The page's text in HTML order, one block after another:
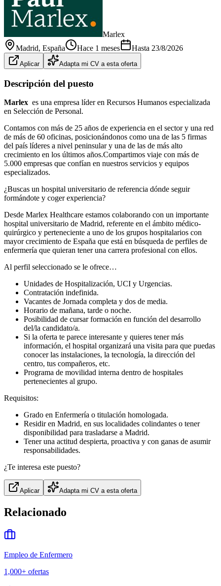
Marlex
Madrid, España Hace 1 meses Hasta 23/8/2026
Aplicar Adapta mi CV a esta oferta
Descripción del puesto
Marlex es una empresa líder en Recursos Humanos especializada
en Selección de Personal.
Contamos con más de 25 años de experiencia en el sector y una red
de más de 60 oficinas, posicionándonos como una de las 5 firmas
del país líderes a nivel peninsular y una de las de más alto
crecimiento en los últimos años.Compartimos viaje con más de
5.000 empresas que confían en nuestros servicios y equipos
especializados.
¿Buscas un hospital universitario de referencia dónde seguir
formándote y coger experiencia?
Desde Marlex Healthcare estamos colaborando con un importante
hospital universitario de Madrid, referente en el ámbito médico-
quirúrgico y perteneciente a uno de los grupos hospitalarios con
mayor crecimiento de España que está en búsqueda de perfiles de
enfermería que quieran tener una carrera profesional con ellos.
Al perfil seleccionado se le ofrece…
Unidades de Hospitalización, UCI y Urgencias.
Contratación indefinida.
Vacantes de Jornada completa y dos de media.
Horario de mañana, tarde o noche.
Posibilidad de cursar formación en función del desarrollo
del/la candidato/a.
Si la oferta te parece interesante y quieres tener más
información, el hospital organizará una visita para que puedas
conocer las instalaciones, la tecnología, la dirección del
centro, tus compañeros, etc.
Programa de movilidad interna dentro de hospitales
pertenecientes al grupo.
Requisitos:
Grado en Enfermería o titulación homologada.
Residir en Madrid, en sus localidades colindantes o tener
disponibilidad para trasladarse a Madrid.
Tener una actitud despierta, proactiva y con ganas de asumir
responsabilidades.
¿Te interesa este puesto?
Aplicar Adapta mi CV a esta oferta
Relacionado
Empleo de Enfermero
1,000+ ofertas